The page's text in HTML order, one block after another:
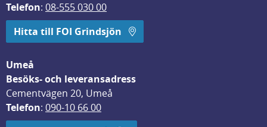
Telefon: 08-555 030 00
Hitta till FOI Grindsjön
Umeå
Besöks- och leveransadress
Cementvägen 20, Umeå
Telefon: 090-10 66 00